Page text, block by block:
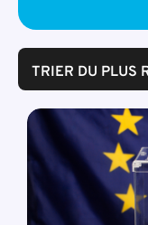
TRIER DU PLUS